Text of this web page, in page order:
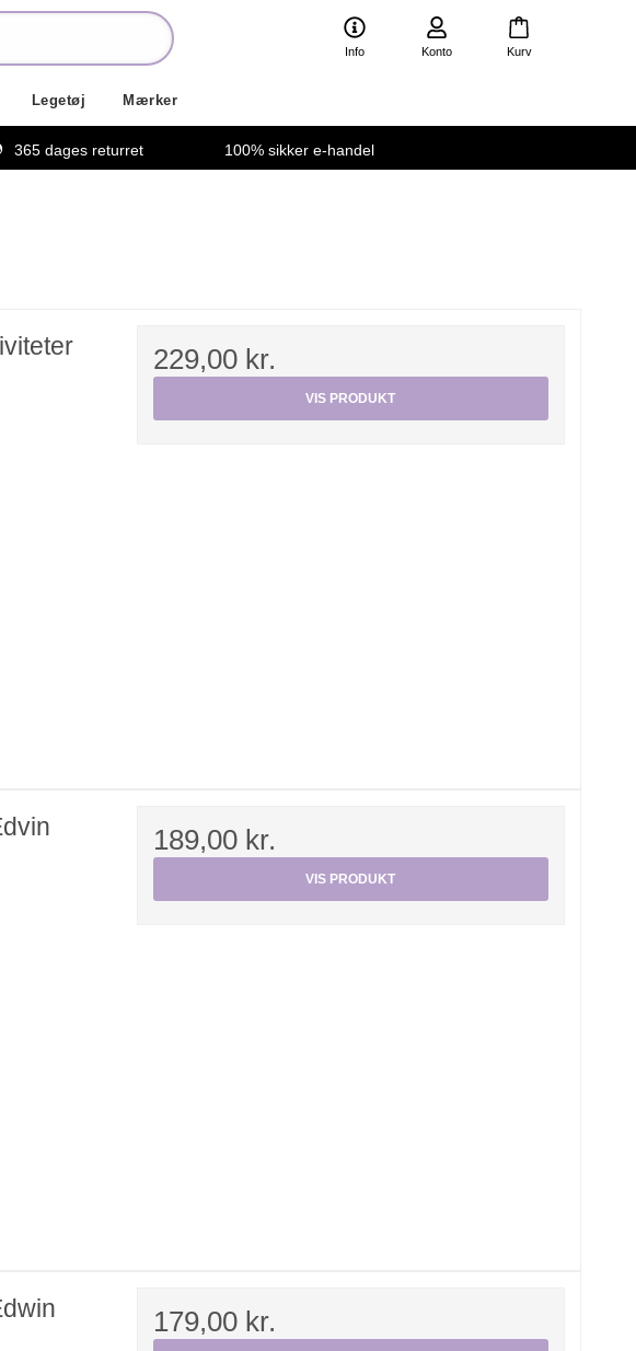
Info Konto Kurv
Legetøj Mærker
365 dages returret 100% sikker e-handel
229,00 kr.
VIS PRODUKT
189,00 kr.
VIS PRODUKT
179,00 kr.